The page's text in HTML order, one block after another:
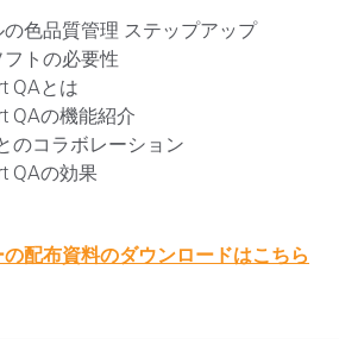
の色品質管理 ステップアップ
トの必要性
QAとは
QAの機能紹介
のコラボレーション
QAの効果
の配布資料のダウンロードはこちら